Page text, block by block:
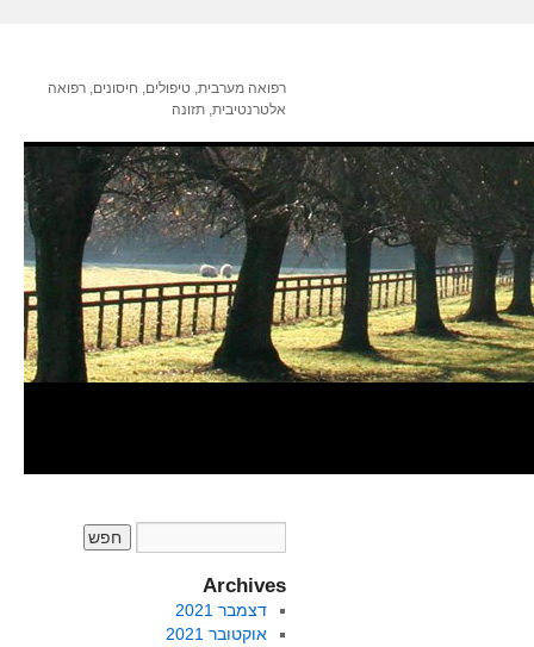
רפואה מערבית, טיפולים, חיסונים, רפואה
אלטרנטיבית, תזונה
Archives
דצמבר 2021
אוקטובר 2021